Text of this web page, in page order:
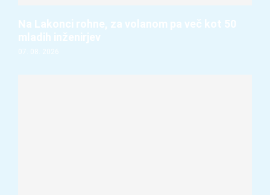
Na Lakonci rohne, za volanom pa več kot 50
mladih inženirjev
07. 08. 2026